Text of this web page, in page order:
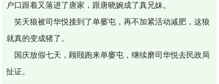
户口跟着又落进了唐家，跟唐晓婉成了真兄妹。
笑天狼被司华悦接到了单窭屯，再不加紧活动减肥，这狼
就真的变成猪了。
国庆放假七天，顾颐跑来单窭屯，继续磨司华悦去民政局
扯证。